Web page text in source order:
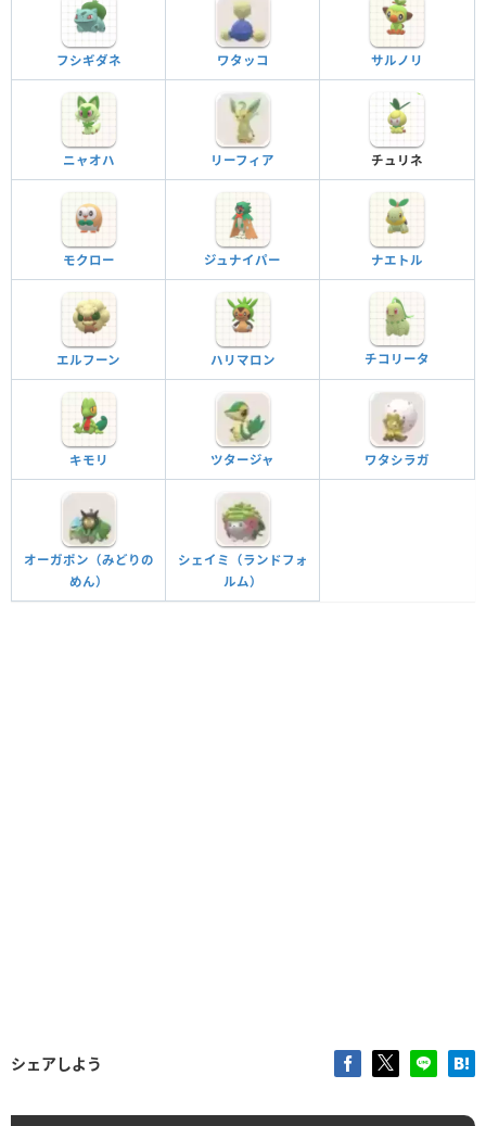
フシギダネ ワタッコ サルノリ
ニャオハ リーフィア チュリネ
モクロー ジュナイパー ナエトル
エルフーン ハリマロン チコリータ
キモリ ツタージャ ワタシラガ
オーガポン（みどりの
めん）
シェイミ（ランドフォ
ルム）
シェアしよう